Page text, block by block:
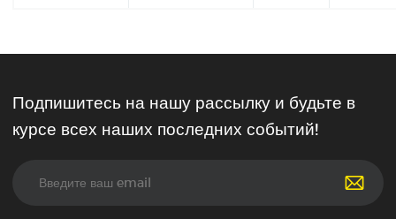
Подпишитесь на нашу рассылку и будьте в
курсе всех наших последних событий!